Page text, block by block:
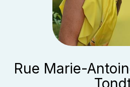
Rue Marie-